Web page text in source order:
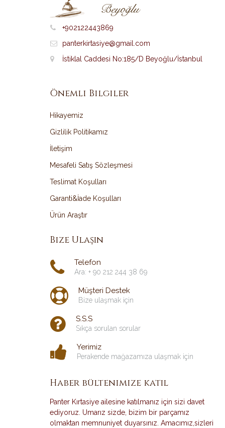
+902122443869
panterkirtasiye@gmail.com
İstiklal Caddesi No:185/D Beyoğlu/İstanbul
Önemli Bilgiler
Hikayemiz
Gizlilik Politikamız
İletişim
Mesafeli Satış Sözleşmesi
Teslimat Koşulları
Garanti&İade Koşulları
Ürün Araştır
Bize Ulaşın
Telefon
Ara: + 90 212 244 38 69
Müşteri Destek
Bize ulaşmak için
S.S.S
Sıkça sorulan sorular
Yerimiz
Perakende mağazamıza ulaşmak için
Haber bültenimize katıl
Panter Kırtasiye ailesine katılmanız için sizi davet
ediyoruz. Umarız sizde, bizim bir parçamız
olmaktan memnuniyet duyarsınız. Amacımız,sizleri